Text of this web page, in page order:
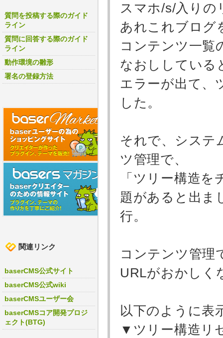
スマホ/s/入りの
あれこれブログ
コンテンツ一覧
なおししている
エラーが出て、
した。
それで、システ
ツ管理で、
「ツリー構造
題があると出ま
行。
コンテンツ管理
URLがおかしく
以下のように表
▼ツリー構造リ
質問を投稿する際のガイド
ライン
質問に回答する際のガイド
ライン
動作環境の雛形
署名の登録方法
関連リンク
baserCMS公式サイト
baserCMS公式wiki
baserCMSユーザー会
baserCMSコア開発プロジ
ェクト(BTG)